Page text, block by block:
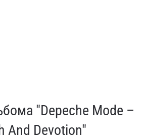
"Depeche Mode –
And Devotion"